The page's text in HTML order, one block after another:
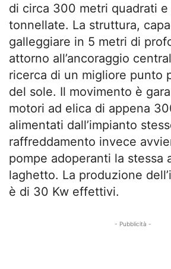
di circa 300 metri quadrati e
tonnellate. La struttura,
galleggiare in 5 metri di
attorno all’ancoraggio
ricerca di un migliore punto
del sole. Il movimento è
motori ad elica di appena
alimentati dall’impianto
raffreddamento invece
pompe adoperanti la stessa
laghetto. La produzione
è di 30 Kw effettivi.
- Pubblicità -